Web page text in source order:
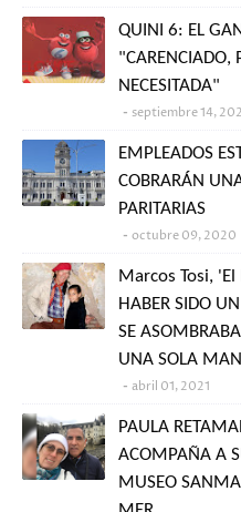
QUINI 6: EL
"CARENCIADO,
NECESITADA"
septiembre 14,
EMPLEADOS
COBRARÁN
PARITARIAS
octubre 09, 2020
Marcos Tosi,
HABER SIDO
SE
UNA SOLA
abril 01, 2021
PAULA
ACOMPAÑA A
MUSEO